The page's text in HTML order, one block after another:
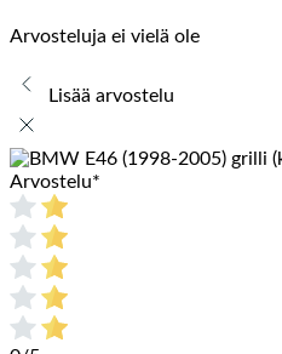
Arvosteluja ei vielä ole
Lisää arvostelu
Arvostelu*